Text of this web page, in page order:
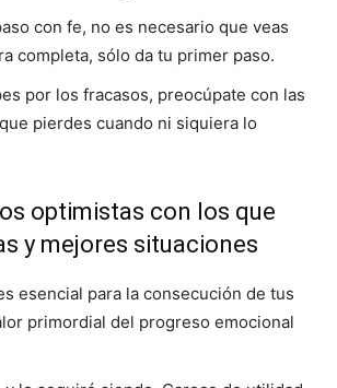
con fe, no es necesario que veas
completa, sólo da tu primer paso.
por los fracasos, preocúpate con las
pierdes cuando ni siquiera lo
optimistas con los que
y mejores situaciones
esencial para la consecución de tus
primordial del progreso emocional